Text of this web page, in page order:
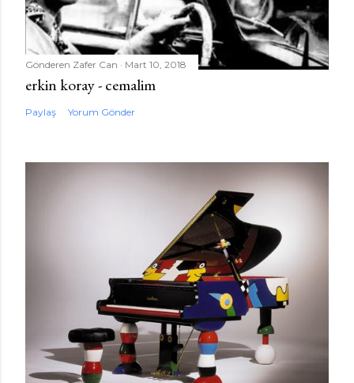
Gönderen Zafer Can Mart 10, 2018
erkin koray - cemalim
Paylaş Yorum Gönder